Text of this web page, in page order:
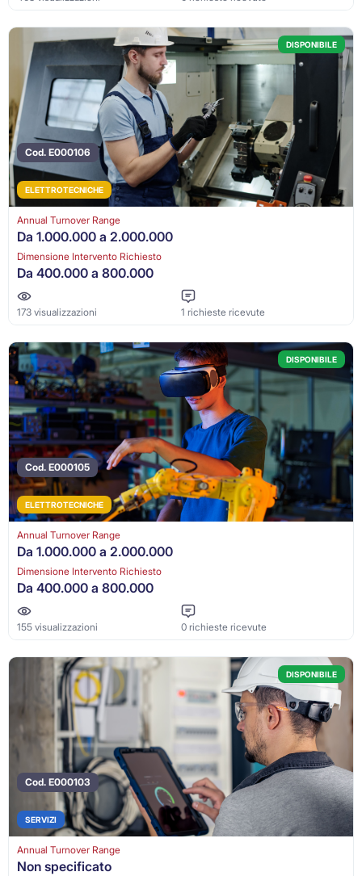
DISPONIBILE
Cod. E000106
ELETTROTECNICHE
Annual Turnover Range
Da 1.000.000 a 2.000.000
Dimensione Intervento Richiesto
Da 400.000 a 800.000
173 visualizzazioni 1 richieste ricevute
DISPONIBILE
Cod. E000105
ELETTROTECNICHE
Annual Turnover Range
Da 1.000.000 a 2.000.000
Dimensione Intervento Richiesto
Da 400.000 a 800.000
155 visualizzazioni 0 richieste ricevute
DISPONIBILE
Cod. E000103
SERVIZI
Annual Turnover Range
Non specificato